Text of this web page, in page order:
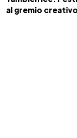
al gremio